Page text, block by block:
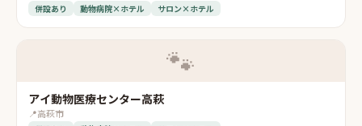
併設あり 動物病院×ホテル サロン×ホテル
🐾
アイ動物医療センター高萩
📍高萩市